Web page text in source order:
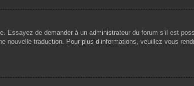
de demander à un administrateur du forum s’il est
nouvelle traduction. Pour plus d’informations, veuillez vous